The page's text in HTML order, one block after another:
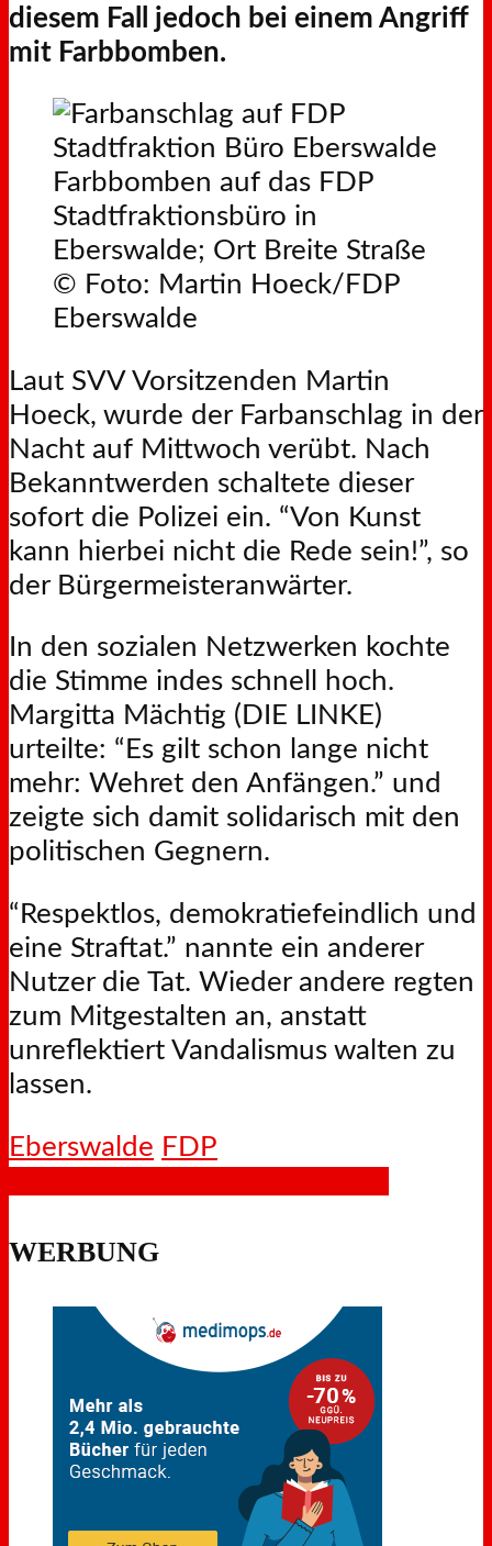
diesem Fall jedoch bei einem Angriff
mit Farbbomben.
Farbbomben auf das FDP
Stadtfraktionsbüro in
Eberswalde; Ort Breite Straße
© Foto: Martin Hoeck/FDP
Eberswalde
Laut SVV Vorsitzenden Martin
Hoeck, wurde der Farbanschlag in der
Nacht auf Mittwoch verübt. Nach
Bekanntwerden schaltete dieser
sofort die Polizei ein. “Von Kunst
kann hierbei nicht die Rede sein!”, so
der Bürgermeisteranwärter.
In den sozialen Netzwerken kochte
die Stimme indes schnell hoch.
Margitta Mächtig (DIE LINKE)
urteilte: “Es gilt schon lange nicht
mehr: Wehret den Anfängen.” und
zeigte sich damit solidarisch mit den
politischen Gegnern.
“Respektlos, demokratiefeindlich und
eine Straftat.” nannte ein anderer
Nutzer die Tat. Wieder andere regten
zum Mitgestalten an, anstatt
unreflektiert Vandalismus walten zu
lassen.
Eberswalde FDP
WERBUNG